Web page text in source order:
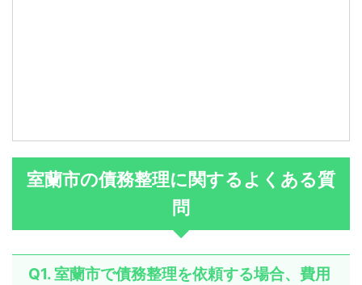
室蘭市の債務整理に関するよくある質
問
Q1. 室蘭市で債務整理を依頼する場合、費用